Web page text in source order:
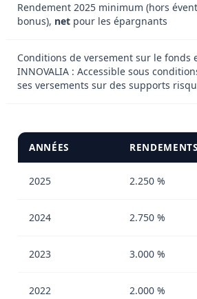
Rendement 2025 minimum (hors
bonus), net pour les épargnants
Conditions de versement sur le fonds
INNOVALIA : Accessible sous
ses versements sur des supports
ANNÉES
2025 2.250 %
2024 2.750 %
2023 3.000 %
2022 2.000 %